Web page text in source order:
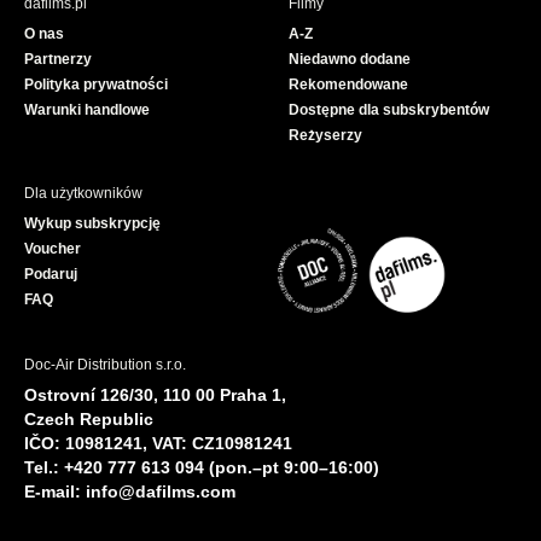
e
dafilms.pl
O nas
Partnerzy
Polityka prywatności
Warunki handlowe
Filmy
A-Z
Niedawno dodane
Rekomendowane
Dostępne dla subskrybentów
Reżyserzy
Dla użytkowników
Wykup subskrypcję
Voucher
Podaruj
FAQ
Doc-Air Distribution s.r.o.
Ostrovní 126/30, 110 00 Praha 1,
Czech Republic
IČO: 10981241, VAT: CZ10981241
Tel.: +420 777 613 094 (pon.–pt 9:00–16:00)
E-mail: info@dafilms.com